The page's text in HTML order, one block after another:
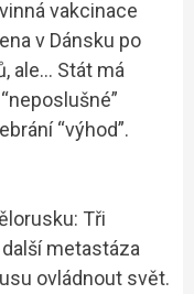
vakcinace
v Dánsku po
ale… Stát má
“výhod”.
Tři
metastáza
ovládnout svět.